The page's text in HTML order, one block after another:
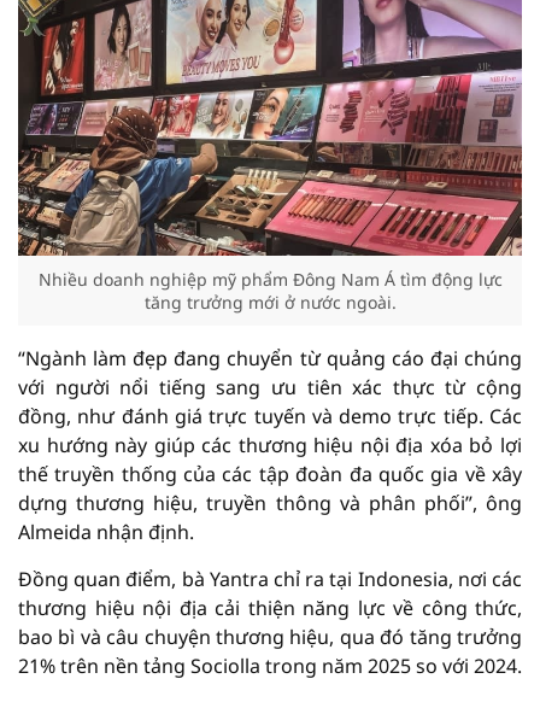
Nhiều doanh nghiệp mỹ phẩm Đông Nam Á tìm động lực
tăng trưởng mới ở nước ngoài.
“Ngành làm đẹp đang chuyển từ quảng cáo đại chúng
với người nổi tiếng sang ưu tiên xác thực từ cộng
đồng, như đánh giá trực tuyến và demo trực tiếp. Các
xu hướng này giúp các thương hiệu nội địa xóa bỏ lợi
thế truyền thống của các tập đoàn đa quốc gia về xây
dựng thương hiệu, truyền thông và phân phối”, ông
Almeida nhận định.
Đồng quan điểm, bà Yantra chỉ ra tại Indonesia, nơi các
thương hiệu nội địa cải thiện năng lực về công thức,
bao bì và câu chuyện thương hiệu, qua đó tăng trưởng
21% trên nền tảng Sociolla trong năm 2025 so với 2024.